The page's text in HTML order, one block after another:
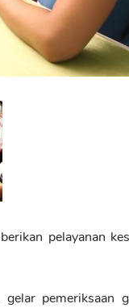
pelayanan
gelar pemeriksaan